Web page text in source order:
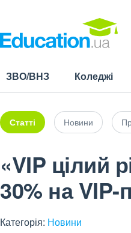
ЗВО/ВНЗ Коледжі
Статті Новини
«VIP цілий
30% на VIP-
Категорія: Новини